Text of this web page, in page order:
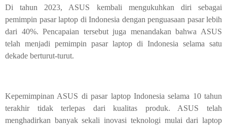
Di tahun 2023, ASUS kembali mengukuhkan diri sebagai
pemimpin pasar laptop di Indonesia dengan penguasaan pasar lebih
dari 40%. Pencapaian tersebut juga menandakan bahwa ASUS
telah menjadi pemimpin pasar laptop di Indonesia selama satu
dekade berturut-turut.
Kepemimpinan ASUS di pasar laptop Indonesia selama 10 tahun
terakhir tidak terlepas dari kualitas produk. ASUS telah
menghadirkan banyak sekali inovasi teknologi mulai dari laptop